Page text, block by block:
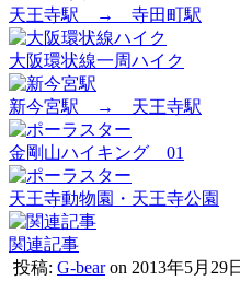
天王寺駅 → 寺田町駅
大阪環状線一周ハイク
新今宮駅 → 天王寺駅
金剛山ハイキング 01
天王寺動物園・天王寺公園
関連記事
投稿: G-bearon 2013年5月29日